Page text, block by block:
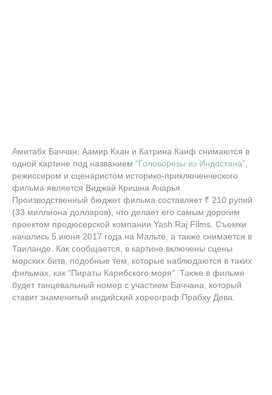
Амитабх Баччан, Аамир Кхан и Катрина Каиф снимаются в
одной картине под названием "Головорезы из Индостана"
режиссером и сценаристом историко-приключенческого
фильма является Виджай Кришна Ачарья.
Производственный бюджет фильма составляет ₹ 210 рупий
(33 миллиона долларов), что делает его самым дорогим
проектом продюсерской компании Yash Raj Films. Съемки
начались 5 июня 2017 года на Мальте, а также снимается в
Таиланде. Как сообщается, в картине включены сцены
морских битв, подобные тем, которые наблюдаются в таких
фильмах, как "Пираты Карибского моря". Также в фильме
будет танцевальный номер с участием Баччана, который
ставит знаменитый индийский хореограф Прабху Дева.